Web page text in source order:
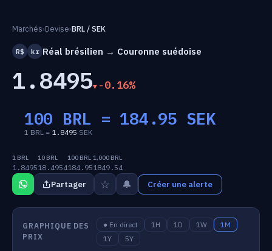
Marchés›Devise›BRL / SEK
R$ kr Réal brésilien → Couronne suédoise
1.8495 -0.16%
100 BRL =184.95 SEK
1 BRL = 1.8495 SEK
1 BRL
1.8495
10 BRL
18.4954
100 BRL
184.95
1,000 BRL
1849.54
Partager ☆ 🔔 Créer une alerte
GRAPHIQUE DES
PRIX
● En direct 1H 1D 1W
1M
1Y
5Y